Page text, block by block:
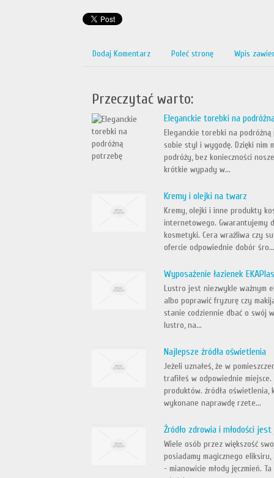
Dodaj Komentarz Poleć stronę Wpis
Przeczytać warto:
Eleganckie torebki na
Eleganckie torebki na
sobie styl i wygodę. Dzięki nim
podróży, bez konieczności
krótkie wypady w...
Kremy i olejki na twarz
Kremy, olejki i inne produkty
internetowego. Gwarantujemy
kosmetyki. Cera wrażliwa czy
ofercie odpowiednie dobór
Wyposażenie łazienek
Lustro jest niezwykle ważnym
albo poprawić fryzurę czy
stanie codziennie dbać o swój
lustro, na...
Najlepsze źródła oświetlenia
Jeżeli uznałeś, że w
trafiłeś w odpowiednie
produktów. źródła oświetlenia,
wykonane naprawdę rzete...
Źródło zdrowia i młodości
Wiele osób przez większość
posiadamy magicznego
- mianowicie młody jęczmień.